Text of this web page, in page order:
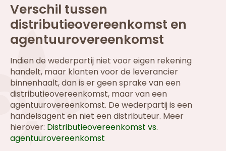
Verschil tussen
distributieovereenkomst en
agentuurovereenkomst
Indien de wederpartij niet voor eigen rekening
handelt, maar klanten voor de leverancier
binnenhaalt, dan is er geen sprake van een
distributieovereenkomst, maar van een
agentuurovereenkomst. De wederpartij is een
handelsagent en niet een distributeur. Meer
hierover: Distributieovereenkomst vs.
agentuurovereenkomst